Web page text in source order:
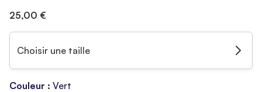
25,00 €
Choisir une taille
Couleur : Vert